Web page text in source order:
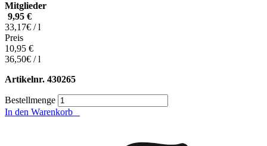
Mitglieder
9,95 €
33,17€ / l
Preis
10,95 €
36,50€ / l
Artikelnr. 430265
Bestellmenge
In den Warenkorb